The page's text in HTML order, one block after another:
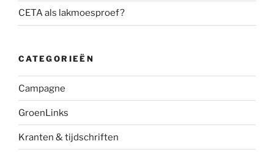
CETA als lakmoesproef?
CATEGORIEËN
Campagne
GroenLinks
Kranten & tijdschriften